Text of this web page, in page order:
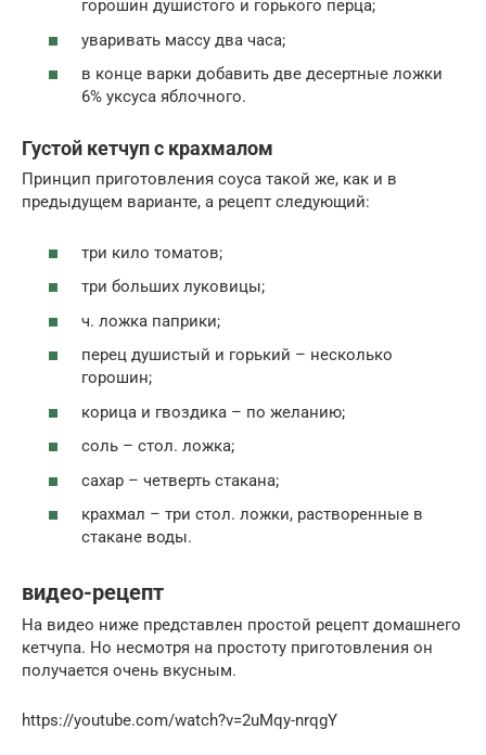
горошин душистого и горького перца;
уваривать массу два часа;
в конце варки добавить две десертные ложки
6% уксуса яблочного.
Густой кетчуп с крахмалом
Принцип приготовления соуса такой же, как и в
предыдущем варианте, а рецепт следующий:
три кило томатов;
три больших луковицы;
ч. ложка паприки;
перец душистый и горький – несколько
горошин;
корица и гвоздика – по желанию;
соль – стол. ложка;
сахар – четверть стакана;
крахмал – три стол. ложки, растворенные в
стакане воды.
видео-рецепт
На видео ниже представлен простой рецепт домашнего
кетчупа. Но несмотря на простоту приготовления он
получается очень вкусным.
https://youtube.com/watch?v=2uMqy-nrqgY